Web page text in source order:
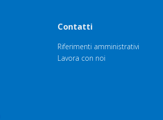
Contatti
Riferimenti amministrativi
Lavora con noi